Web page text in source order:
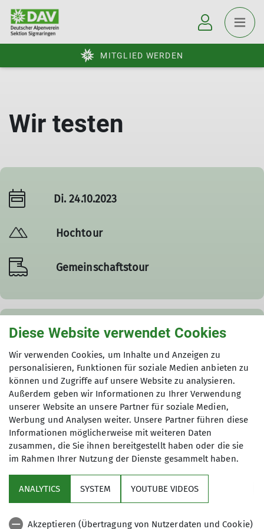
MITGLIED WERDEN
Wir testen
Di. 24.10.2023
Hochtour
Gemeinschaftstour
Details
Termindetails
Di. 24.10.2023
Sektion
Diese Website verwendet Cookies
Wir verwenden Cookies, um Inhalte und Anzeigen zu
personalisieren, Funktionen für soziale Medien anbieten zu
können und Zugriffe auf unsere Website zu analysieren.
Außerdem geben wir Informationen zu Ihrer Verwendung
unserer Website an unsere Partner für soziale Medien,
Werbung und Analysen weiter. Unsere Partner führen diese
Informationen möglicherweise mit weiteren Daten
zusammen, die Sie ihnen bereitgestellt haben oder die sie
im Rahmen Ihrer Nutzung der Dienste gesammelt haben.
ANALYTICS SYSTEM YOUTUBE VIDEOS
Akzeptieren (Übertragung von Nutzerdaten und Cookie)